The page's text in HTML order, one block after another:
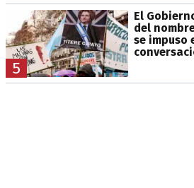
5
El
del
se impuso